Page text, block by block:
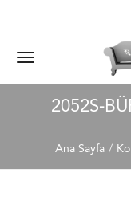
2052S-
Ana Sayfa